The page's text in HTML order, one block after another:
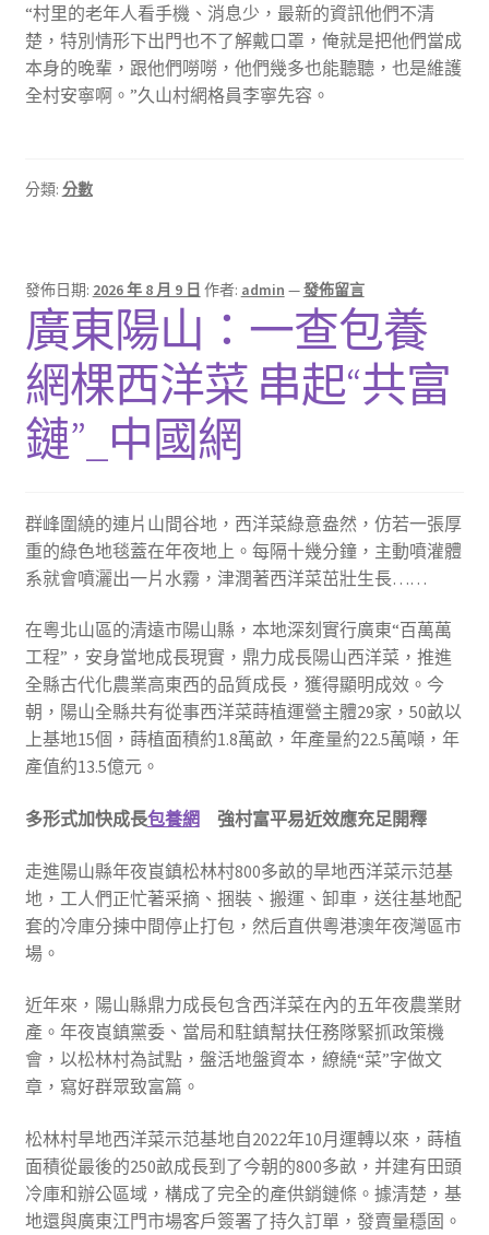
“村里的老年人看手機、消息少，最新的資訊他們不清
楚，特別情形下出門也不了解戴口罩，俺就是把他們當成
本身的晚輩，跟他們嘮嘮，他們幾多也能聽聽，也是維護
全村安寧啊。”久山村網格員李寧先容。
分類: 分數
發佈日期: 2026 年 8 月 9 日 作者: admin —發佈留言
廣東陽山：一查包養
網棵西洋菜 串起“共富
鏈”_中國網
群峰圍繞的連片山間谷地，西洋菜綠意盎然，仿若一張厚
重的綠色地毯蓋在年夜地上。每隔十幾分鐘，主動噴灌體
系就會噴灑出一片水霧，津潤著西洋菜茁壯生長……
在粵北山區的清遠市陽山縣，本地深刻實行廣東“百萬萬
工程”，安身當地成長現實，鼎力成長陽山西洋菜，推進
全縣古代化農業高東西的品質成長，獲得顯明成效。今
朝，陽山全縣共有從事西洋菜蒔植運營主體29家，50畝以
上基地15個，蒔植面積約1.8萬畝，年產量約22.5萬噸，年
產值約13.5億元。
多形式加快成長包養網強村富平易近效應充足開釋
走進陽山縣年夜崀鎮松林村800多畝的旱地西洋菜示范基
地，工人們正忙著采摘、捆裝、搬運、卸車，送往基地配
套的冷庫分揀中間停止打包，然后直供粵港澳年夜灣區市
場。
近年來，陽山縣鼎力成長包含西洋菜在內的五年夜農業財
產。年夜崀鎮黨委、當局和駐鎮幫扶任務隊緊抓政策機
會，以松林村為試點，盤活地盤資本，繚繞“菜”字做文
章，寫好群眾致富篇。
松林村旱地西洋菜示范基地自2022年10月運轉以來，蒔植
面積從最後的250畝成長到了今朝的800多畝，并建有田頭
冷庫和辦公區域，構成了完全的產供銷鏈條。據清楚，基
地還與廣東江門市場客戶簽署了持久訂單，發賣量穩固。